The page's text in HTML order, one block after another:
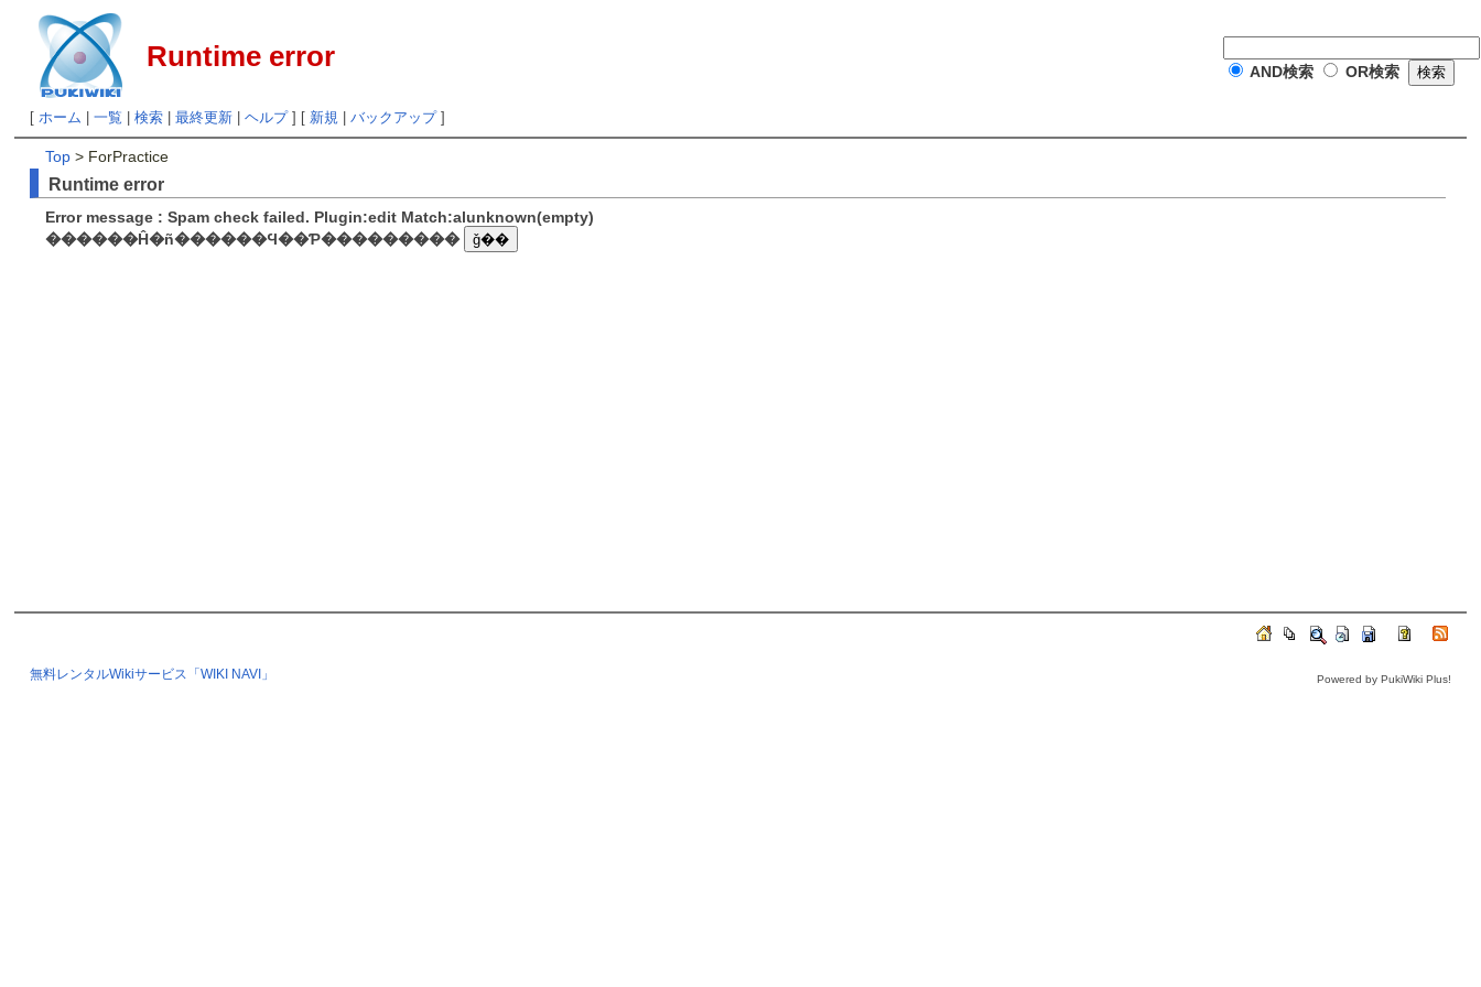
Runtime error AND検索 OR検索
[ ホーム 一覧 検索| 最終更新| ヘルプ] [ 新規| バックアップ]
Top > ForPractice
Runtime error
Error message : Spam check failed. Plugin:edit Match:alunknown(empty)
������Ĥ�ñ������Ϥ��Ƥ���������
無料レンタルWikiサービス「WIKI NAVI」 Powered by PukiWiki Plus!